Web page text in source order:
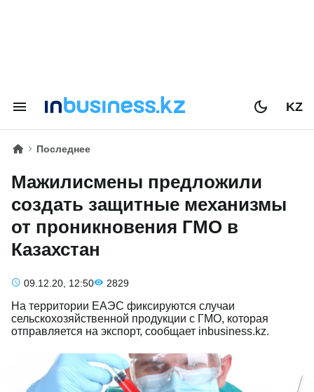
KZ
Последнее
Мажилисмены предложили
создать защитные механизмы
от проникновения ГМО в
Казахстан
09.12.20, 12:50 2829
На территории ЕАЭС фиксируются случаи
сельскохозяйственной продукции с ГМО, которая
отправляется на экспорт, сообщает inbusiness.kz.